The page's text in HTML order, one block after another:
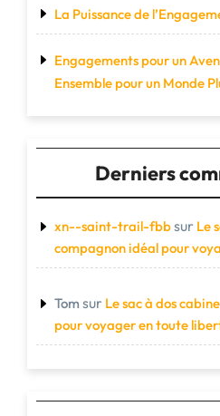
La Puissance de
Engagements pour un
Ensemble pour un Monde
Derniers
xn--saint-trail-fbbsur Le
compagnon idéal pour
Tom sur Le sac à dos
pour voyager en toute